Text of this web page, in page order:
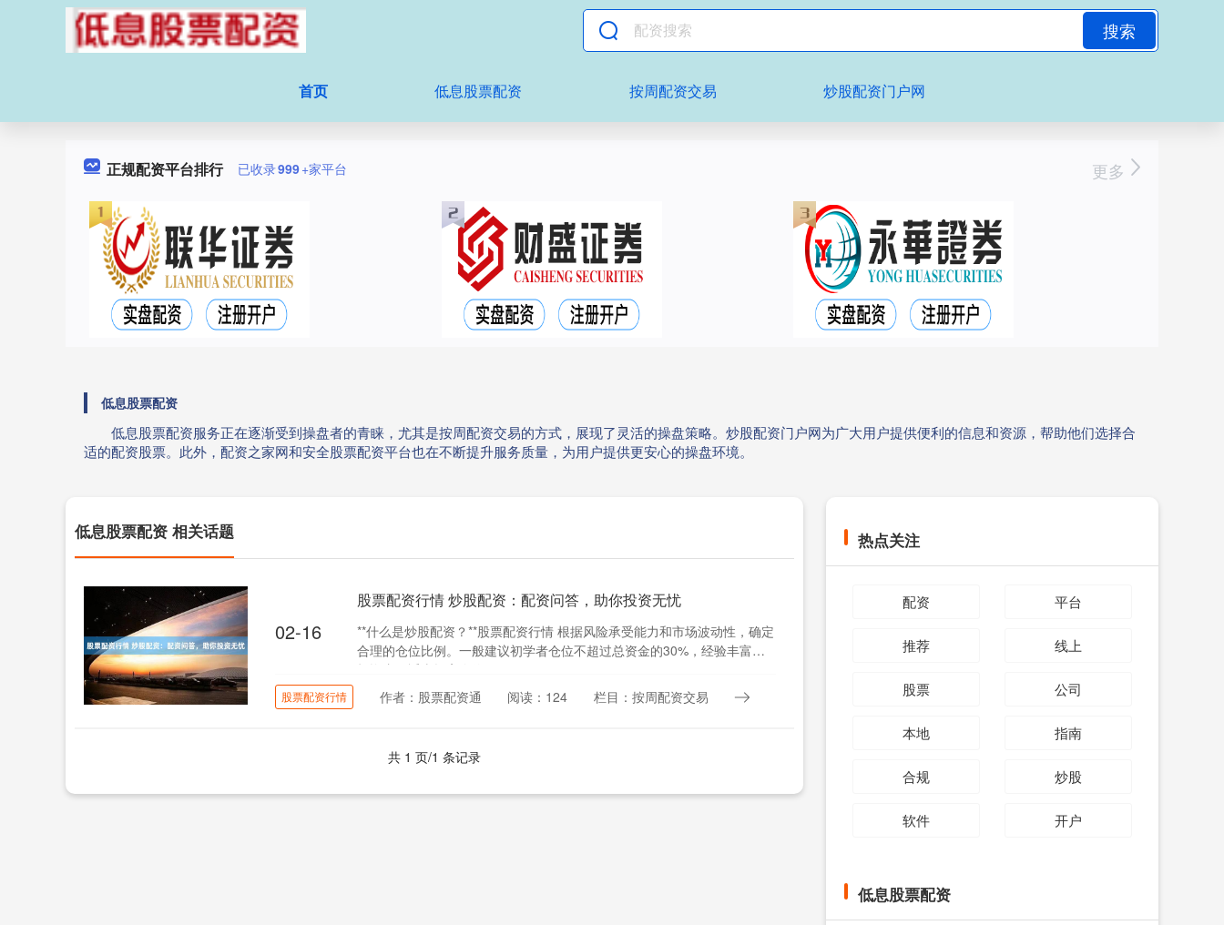
搜索
首页 低息股票配资 按周配资交易 炒股配资门户网
正规配资平台排行 已收录999+家平台 更多
低息股票配资
低息股票配资服务正在逐渐受到操盘者的青睐，尤其是按周配资交易的方式，展现了灵活的操盘策略。炒股配资门户网为广大用户提供便利的信息和资源，帮助他们选择合
适的配资股票。此外，配资之家网和安全股票配资平台也在不断提升服务质量，为用户提供更安心的操盘环境。
低息股票配资 相关话题
02-16
股票配资行情 炒股配资：配资问答，助你投资无忧
**什么是炒股配资？**股票配资行情 根据风险承受能力和市场波动性，确定
合理的仓位比例。一般建议初学者仓位不超过总资金的30%，经验丰富的
投资者可适当提高仓位。....
股票配资行情 作者：股票配资通 阅读：124 栏目：按周配资交易
共 1 页/1 条记录
热点关注
配资 平台
推荐 线上
股票 公司
本地 指南
合规 炒股
软件 开户
低息股票配资